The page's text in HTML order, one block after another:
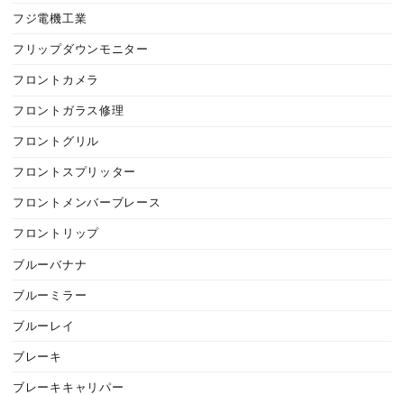
フジ電機工業
フリップダウンモニター
フロントカメラ
フロントガラス修理
フロントグリル
フロントスプリッター
フロントメンバーブレース
フロントリップ
ブルーバナナ
ブルーミラー
ブルーレイ
ブレーキ
ブレーキキャリパー